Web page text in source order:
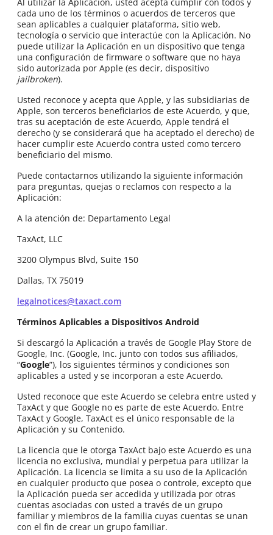
cada uno de los términos o acuerdos de terceros que
sean aplicables a cualquier plataforma, sitio web,
tecnología o servicio que interactúe con la Aplicación. No
puede utilizar la Aplicación en un dispositivo que tenga
una configuración de firmware o software que no haya
sido autorizada por Apple (es decir, dispositivo
jailbroken).
Usted reconoce y acepta que Apple, y las subsidiarias de
Apple, son terceros beneficiarios de este Acuerdo, y que,
tras su aceptación de este Acuerdo, Apple tendrá el
derecho (y se considerará que ha aceptado el derecho) de
hacer cumplir este Acuerdo contra usted como tercero
beneficiario del mismo.
Puede contactarnos utilizando la siguiente información
para preguntas, quejas o reclamos con respecto a la
Aplicación:
A la atención de: Departamento Legal
TaxAct, LLC
3200 Olympus Blvd, Suite 150
Dallas, TX 75019
legalnotices@taxact.com
Términos Aplicables a Dispositivos Android
Si descargó la Aplicación a través de Google Play Store de
Google, Inc. (Google, Inc. junto con todos sus afiliados,
“Google”), los siguientes términos y condiciones son
aplicables a usted y se incorporan a este Acuerdo.
Usted reconoce que este Acuerdo se celebra entre usted y
TaxAct y que Google no es parte de este Acuerdo. Entre
TaxAct y Google, TaxAct es el único responsable de la
Aplicación y su Contenido.
La licencia que le otorga TaxAct bajo este Acuerdo es una
licencia no exclusiva, mundial y perpetua para utilizar la
Aplicación. La licencia se limita a su uso de la Aplicación
en cualquier producto que posea o controle, excepto que
la Aplicación pueda ser accedida y utilizada por otras
cuentas asociadas con usted a través de un grupo
familiar y miembros de la familia cuyas cuentas se unan
con el fin de crear un grupo familiar.